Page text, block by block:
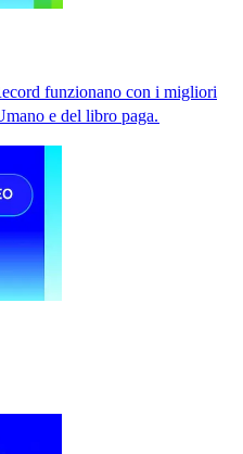
funzionano con i migliori
e del libro paga.​​